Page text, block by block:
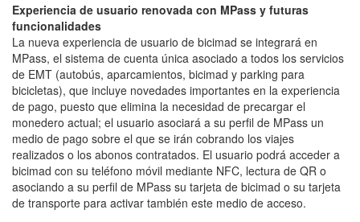
Experiencia de usuario renovada con MPass y futuras
funcionalidades
La nueva experiencia de usuario de bicimad se integrará en
MPass, el sistema de cuenta única asociado a todos los servicios
de EMT (autobús, aparcamientos, bicimad y parking para
bicicletas), que incluye novedades importantes en la experiencia
de pago, puesto que elimina la necesidad de precargar el
monedero actual; el usuario asociará a su perfil de MPass un
medio de pago sobre el que se irán cobrando los viajes
realizados o los abonos contratados. El usuario podrá acceder a
bicimad con su teléfono móvil mediante NFC, lectura de QR o
asociando a su perfil de MPass su tarjeta de bicimad o su tarjeta
de transporte para activar también este medio de acceso.